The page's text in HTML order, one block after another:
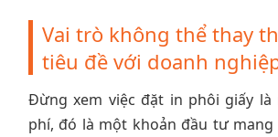
Vai trò không thể thay
tiêu đề với doanh
Đừng xem việc đặt in phôi giấy là
phí, đó là một khoản đầu tư mang